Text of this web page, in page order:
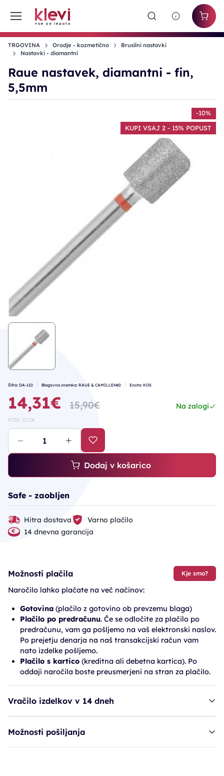
TRGOVINA Orodje - kozmetično
Brusilni nastavki
Nastavki - diamantni
Raue nastavek, diamantni - fin,
5,5mm
-10%
KUPI VSAJ 2 - 15% POPUST
Šifra: DA-110 Blagovna znamka: RAUE & CAMILLEN60 Enota: KOS
14,31€ 15,90€ Na zalogi
PC30: 12,71€
Dodaj v košarico
Safe - zaobljen
Hitra dostava
Varno plačilo
14 dnevna garancija
Možnosti plačila Kje smo?
Naročilo lahko plačate na več načinov:
Gotovina (plačilo z gotovino ob prevzemu blaga)
Plačilo po predračunu. Če se odločite za plačilo po
predračunu, vam ga pošljemo na vaš elektronski naslov.
Po prejetju denarja na naš transakcijski račun vam
nato izdelke pošljemo.
Plačilo s kartico (kreditna ali debetna kartica). Po
oddaji naročila boste preusmerjeni na stran za plačilo.
Vračilo izdelkov v 14 dneh
Možnosti pošiljanja